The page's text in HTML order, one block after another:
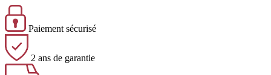
Paiement sécurisé
2 ans de garantie